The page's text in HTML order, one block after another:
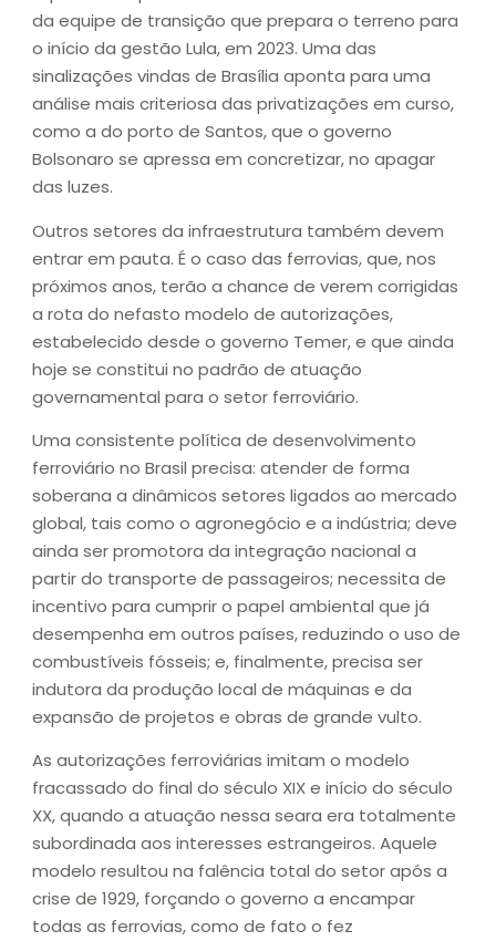
da equipe de transição que prepara o terreno para
o início da gestão Lula, em 2023. Uma das
sinalizações vindas de Brasília aponta para uma
análise mais criteriosa das privatizações em curso,
como a do porto de Santos, que o governo
Bolsonaro se apressa em concretizar, no apagar
das luzes.
Outros setores da infraestrutura também devem
entrar em pauta. É o caso das ferrovias, que, nos
próximos anos, terão a chance de verem corrigidas
a rota do nefasto modelo de autorizações,
estabelecido desde o governo Temer, e que ainda
hoje se constitui no padrão de atuação
governamental para o setor ferroviário.
Uma consistente política de desenvolvimento
ferroviário no Brasil precisa: atender de forma
soberana a dinâmicos setores ligados ao mercado
global, tais como o agronegócio e a indústria; deve
ainda ser promotora da integração nacional a
partir do transporte de passageiros; necessita de
incentivo para cumprir o papel ambiental que já
desempenha em outros países, reduzindo o uso de
combustíveis fósseis; e, finalmente, precisa ser
indutora da produção local de máquinas e da
expansão de projetos e obras de grande vulto.
As autorizações ferroviárias imitam o modelo
fracassado do final do século XIX e início do século
XX, quando a atuação nessa seara era totalmente
subordinada aos interesses estrangeiros. Aquele
modelo resultou na falência total do setor após a
crise de 1929, forçando o governo a encampar
todas as ferrovias, como de fato o fez